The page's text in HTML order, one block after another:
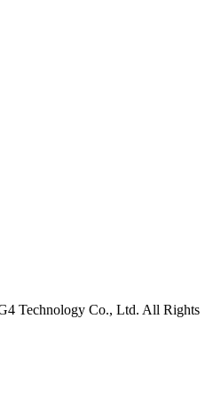
Technology Co., Ltd. All Rights